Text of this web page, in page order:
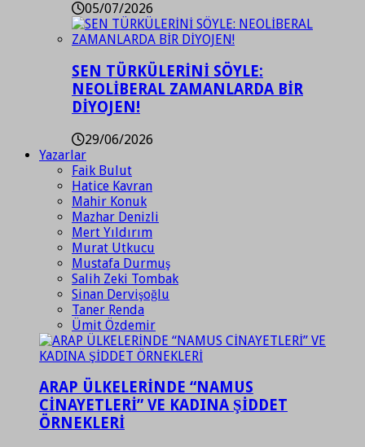
05/07/2026
SEN TÜRKÜLERİNİ SÖYLE:
NEOLİBERAL ZAMANLARDA BİR
DİYOJEN!
29/06/2026
Yazarlar
Faik Bulut
Hatice Kavran
Mahir Konuk
Mazhar Denizli
Mert Yıldırım
Murat Utkucu
Mustafa Durmuş
Salih Zeki Tombak
Sinan Dervişoğlu
Taner Renda
Ümit Özdemir
ARAP ÜLKELERİNDE “NAMUS
CİNAYETLERİ” VE KADINA ŞİDDET
ÖRNEKLERİ